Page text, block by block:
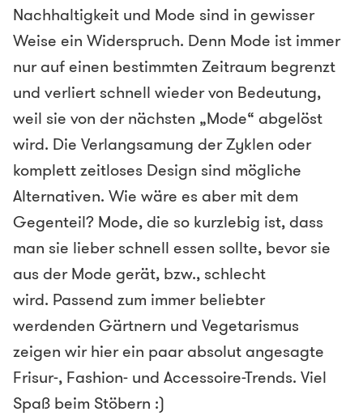
Nachhaltigkeit und Mode sind in gewisser
Weise ein Widerspruch. Denn Mode ist immer
nur auf einen bestimmten Zeitraum begrenzt
und verliert schnell wieder von Bedeutung,
weil sie von der nächsten „Mode“ abgelöst
wird. Die Verlangsamung der Zyklen oder
komplett zeitloses Design sind mögliche
Alternativen. Wie wäre es aber mit dem
Gegenteil? Mode, die so kurzlebig ist, dass
man sie lieber schnell essen sollte, bevor sie
aus der Mode gerät, bzw., schlecht
wird. Passend zum immer beliebter
werdenden Gärtnern und Vegetarismus
zeigen wir hier ein paar absolut angesagte
Frisur-, Fashion- und Accessoire-Trends. Viel
Spaß beim Stöbern :)